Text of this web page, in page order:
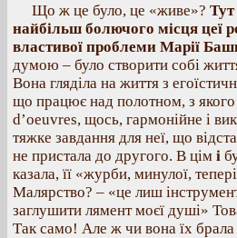
Що ж це було, це «живе»?
найбільш болючого місця цеї
властивої проблеми Марії
думою – було створити собі
Вона гляділа на життя з
що працює над полотном, з
d’oeuvres, щось, гармонійне і
тяжке завдання для неї, що
не пристала до другого. В цім і
казала, її «журби, минулої,
Малярство? – «це лиш
заглушити лямент моєї душі»
Так само! Але ж чи вона їх